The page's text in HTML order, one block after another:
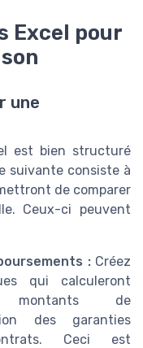
Excel pour
une
est bien structuré
suivante consiste à
de comparer
Ceux-ci peuvent
:Créez
qui calculeront
montants de
des garanties
Ceci est